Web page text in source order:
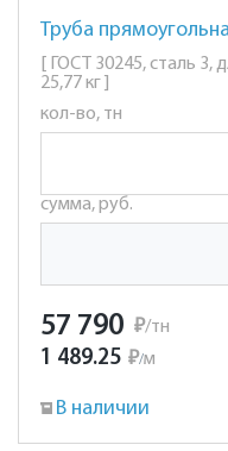
Труба
[ ГОСТ 30245, сталь 3,
25,77 кг ]
кол-во, тн
сумма, руб.
57 790 ₽/тн
1 489.25 ₽/м
В наличии